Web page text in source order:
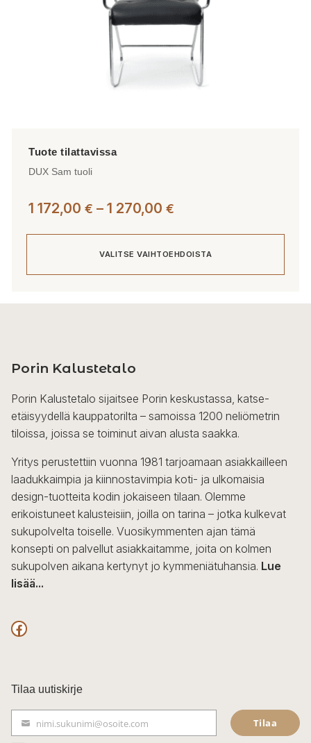
DUX Sam tuoli
1 172,00 € – 1 270,00 €
-
1
VALITSE VAIHTOEHDOISTA
muunnelma.
tehdä
valinnat
tuotteen
sivulla.
Porin Kalustetalo
Porin Kalustetalo sijaitsee Porin keskustassa, katse-
etäisyydellä kauppatorilta – samoissa 1200 neliömetrin
tiloissa, joissa se toiminut aivan alusta saakka.
Yritys perustettiin vuonna 1981 tarjoamaan asiakkailleen
laadukkaimpia ja kiinnostavimpia koti- ja ulkomaisia
design-tuotteita kodin jokaiseen tilaan. Olemme
erikoistuneet kalusteisiin, joilla on tarina – jotka kulkevat
sukupolvelta toiselle. Vuosikymmenten ajan tämä
konsepti on palvellut asiakkaitamme, joita on kolmen
sukupolven aikana kertynyt jo kymmeniätuhansia. Lue
lisää...
F
c
e
b
Tilaa uutiskirje
nimi.sukunimi@osoite.com Tilaa